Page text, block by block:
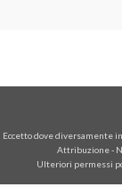
Eccetto dove diversamente
Attribuzione -
Ulteriori permessi